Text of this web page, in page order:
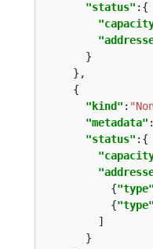
"status"
"kind" :
"metadata"
"status"
          {
"type"
          {
"type"